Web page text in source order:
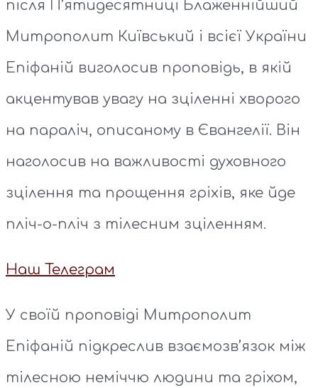
після П’ятидесятниці Блаженнійший
Митрополит Київський і всієї України
Епіфаній виголосив проповідь, в якій
акцентував увагу на зціленні хворого
на параліч, описаному в Євангелії. Він
наголосив на важливості духовного
зцілення та прощення гріхів, яке йде
пліч-о-пліч з тілесним зціленням.
Наш Телеграм
У своїй проповіді Митрополит
Епіфаній підкреслив взаємозв’язок між
тілесною неміччю людини та гріхом,